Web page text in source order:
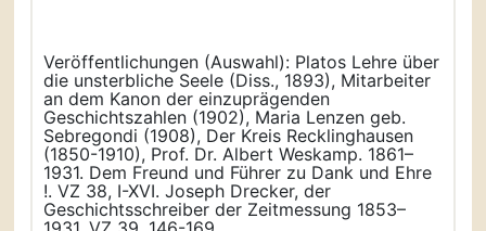
Veröffentlichungen (Auswahl): Platos Lehre über
die unsterbliche Seele (Diss., 1893), Mitarbeiter
an dem Kanon der einzuprägenden
Geschichtszahlen (1902), Maria Lenzen geb.
Sebregondi (1908), Der Kreis Recklinghausen
(1850-1910), Prof. Dr. Albert Weskamp. 1861–
1931. Dem Freund und Führer zu Dank und Ehre
!. VZ 38, I-XVI. Joseph Drecker, der
Geschichtsschreiber der Zeitmessung 1853–